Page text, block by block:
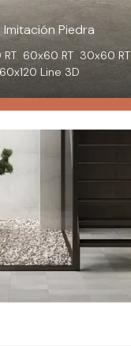
Piedra
60x60 RT 30x60 RT
60x120 Line 3D